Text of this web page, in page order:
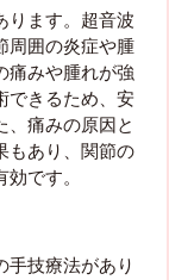
ります。超音波
周囲の炎症や腫
痛みや腫れが強
できるため、安
、痛みの原因と
もあり、関節の
です。
手技療法があり